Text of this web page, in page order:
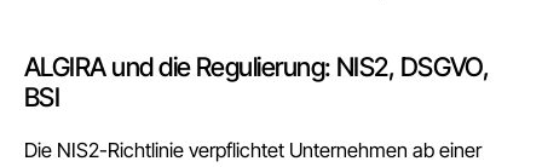
ALGIRA und die Regulierung: NIS2, DSGVO,
BSI
Die NIS2-Richtlinie verpflichtet Unternehmen ab einer